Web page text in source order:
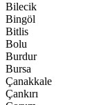
Bilecik
Bingöl
Bitlis
Bolu
Burdur
Bursa
Çanakkale
Çankırı